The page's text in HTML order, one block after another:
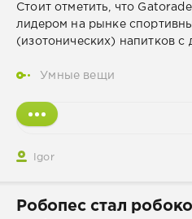
Стоит отметить, что
лидером на рынке
(изотонических) напитков с
Умные вещи
Igor
Робопес стал